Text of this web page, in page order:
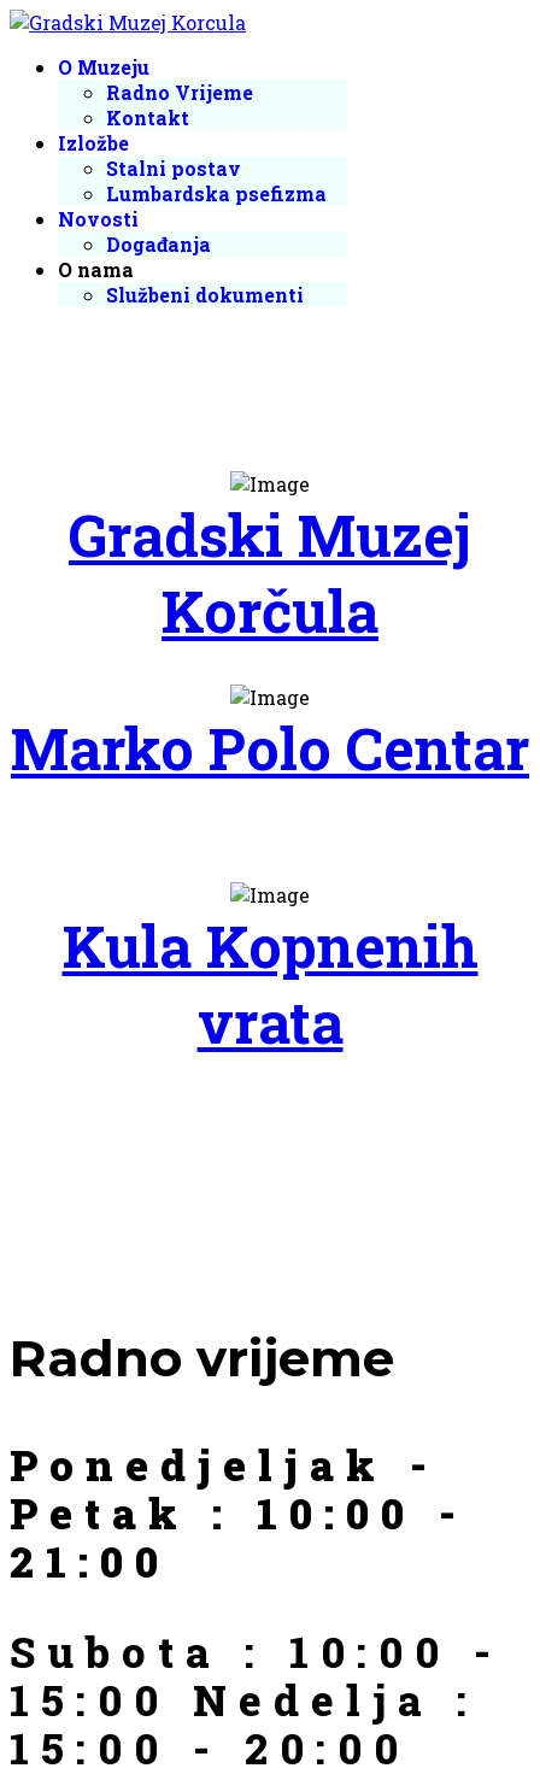
O Muzeju
Radno Vrijeme
Kontakt
Izložbe
Stalni postav
Lumbardska psefizma
Novosti
Događanja
O nama
Službeni dokumenti
Gradski Muzej
Korčula
Marko Polo Centar
Kula Kopnenih
vrata
Radno vrijeme
Ponedjeljak -
Petak : 10:00 -
21:00
Subota : 10:00 -
15:00 Nedelja :
15:00 - 20:00